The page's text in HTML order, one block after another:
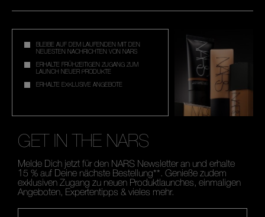
BLEIBE AUF DEM LAUFENDEN MIT DEN
NEUESTEN NACHRICHTEN VON NARS
ERHALTE FRÜHZEITIGEN ZUGANG ZUM
LAUNCH NEUER PRODUKTE
ERHALTE EXKLUSIVE ANGEBOTE
GET IN THE NARS
Melde Dich jetzt für den NARS Newsletter an und erhalte
15 % auf Deine nächste Bestellung**. Genieße zudem
exklusiven Zugang zu neuen Produktlaunches, einmaligen
Angeboten, Expertentipps & vieles mehr.